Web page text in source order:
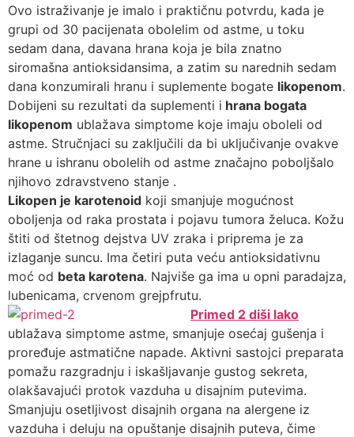
Ovo istraživanje je imalo i praktičnu potvrdu, kada je
grupi od 30 pacijenata obolelim od astme, u toku
sedam dana, davana hrana koja je bila znatno
siromašna antioksidansima, a zatim su narednih sedam
dana konzumirali hranu i suplemente bogate likopenom.
Dobijeni su rezultati da suplementi i hrana bogata
likopenom ublažava simptome koje imaju oboleli od
astme. Stručnjaci su zaključili da bi uključivanje ovakve
hrane u ishranu obolelih od astme značajno poboljšalo
njihovo zdravstveno stanje .
Likopen je karotenoid koji smanjuje mogućnost
oboljenja od raka prostata i pojavu tumora želuca. Kožu
štiti od štetnog dejstva UV zraka i priprema je za
izlaganje suncu. Ima četiri puta veću antioksidativnu
moć od beta karotena. Najviše ga ima u opni paradajza,
lubenicama, crvenom grejpfrutu.
Primed 2 diši lako
ublažava simptome astme, smanjuje osećaj gušenja i
proređuje astmatične napade. Aktivni sastojci preparata
pomažu razgradnju i iskašljavanje gustog sekreta,
olakšavajući protok vazduha u disajnim putevima.
Smanjuju osetljivost disajnih organa na alergene iz
vazduha i deluju na opuštanje disajnih puteva, čime